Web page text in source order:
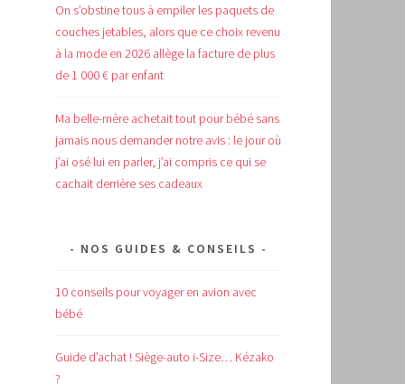
On s’obstine tous à empiler les paquets de
couches jetables, alors que ce choix revenu
à la mode en 2026 allège la facture de plus
de 1 000 € par enfant
Ma belle-mère achetait tout pour bébé sans
jamais nous demander notre avis : le jour où
j’ai osé lui en parler, j’ai compris ce qui se
cachait derrière ses cadeaux
NOS GUIDES & CONSEILS
10 conseils pour voyager en avion avec
bébé
Guide d’achat ! Siège-auto i-Size… Kézako
?